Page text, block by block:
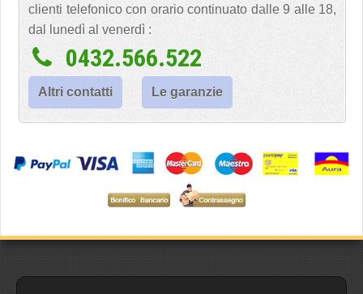
clienti telefonico con orario continuato dalle 9 alle 18,
dal lunedì al venerdì :
0432.566.522
Altri contatti Le garanzie